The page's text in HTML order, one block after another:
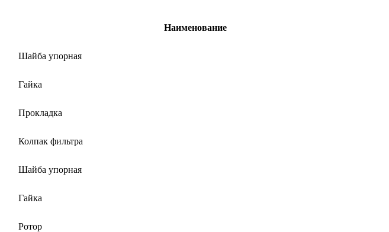
Наименование
Шайба упорная
Гайка
Прокладка
Колпак фильтра
Шайба упорная
Гайка
Ротор